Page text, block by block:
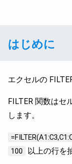
はじめに
エクセルの
FILTER 関数はセ
します。
100 以上の行を